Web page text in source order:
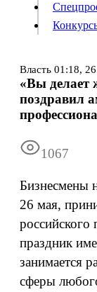
Информация
Власть 01:18,
«Вы делает
поздравил
1067
Бизнесмены
26 мая,
российского
праздник
занимается
сферы